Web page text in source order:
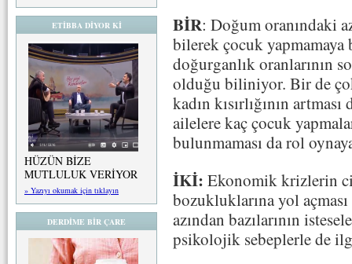
ETİBBA DİYOR Kİ
HÜZÜN BİZE
MUTLULUK VERİYOR
» Yazıyı okumak için tıklayın
DERDİME BİR ÇARE
BİR: Doğum oranındaki
bilerek çocuk
doğurganlık oranlarının
olduğu biliniyor. Bir de
kadın kısırlığının
ailelere kaç çocuk
bulunmaması da rol
İKİ: Ekonomik krizlerin
bozukluklarına yol
azından bazılarının
psikolojik sebeplerle de